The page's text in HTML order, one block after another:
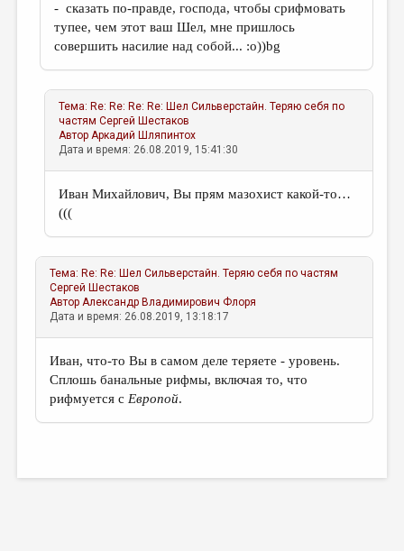
- сказать по-правде, господа, чтобы срифмовать
тупее, чем этот ваш Шел, мне пришлось
совершить насилие над собой... :о))bg
Тема: Re: Re: Re: Re: Шел Сильверстайн. Теряю себя по
частям Сергей Шестаков
АвторАркадий Шляпинтох
Дата и время: 26.08.2019, 15:41:30
Иван Михайлович, Вы прям мазохист какой-то…
(((
Тема: Re: Re: Шел Сильверстайн. Теряю себя по частям
Сергей Шестаков
АвторАлександр Владимирович Флоря
Дата и время: 26.08.2019, 13:18:17
Иван, что-то Вы в самом деле теряете - уровень.
Сплошь банальные рифмы, включая то, что
рифмуется с Европой.